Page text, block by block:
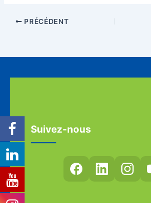
PRÉCÉDENT
Suivez-nous